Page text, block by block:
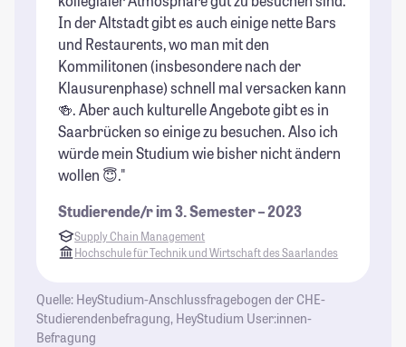
In der Altstadt gibt es auch einige nette Bars
und Restaurents, wo man mit den
Kommilitonen (insbesondere nach der
Klausurenphase) schnell mal versacken kann
🍻. Aber auch kulturelle Angebote gibt es in
Saarbrücken so einige zu besuchen. Also ich
würde mein Studium wie bisher nicht ändern
wollen 😇."
Studierende/r im 3. Semester – 2023
Supply Chain Management
Hochschule für Technik und Wirtschaft des Saarlandes
Quelle: HeyStudium-Anschlussfragebogen der CHE-
Studierendenbefragung, HeyStudium User:innen-
Befragung